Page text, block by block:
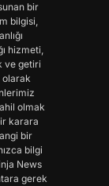
bir
bilgisi,
hizmeti,
ve getiri
olmak
karara
bir
bilgi
News
gerek